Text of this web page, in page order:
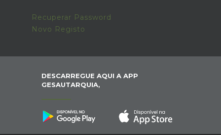
Recuperar Password
Novo Registo
DESCARREGUE AQUI A APP
GESAUTARQUIA,